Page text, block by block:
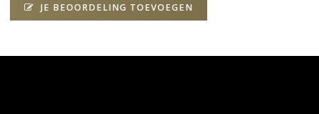
JE BEOORDELING TOEVOEGEN